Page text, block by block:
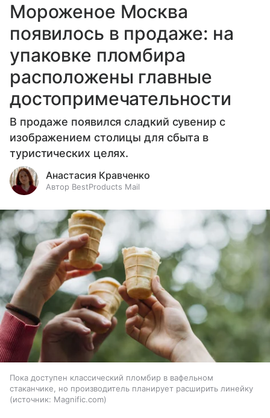
Мороженое Москва
появилось в продаже: на
упаковке пломбира
расположены главные
достопримечательности
В продаже появился сладкий сувенир с
изображением столицы для сбыта в
туристических целях.
Анастасия Кравченко
Автор BestProducts Mail
Пока доступен классический пломбир в вафельном
стаканчике, но производитель планирует расширить линейку
источник: Magnific.com